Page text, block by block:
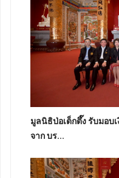
มูลนิธิป่อเต็กตึ๊ง รับมอบ
จาก บร...